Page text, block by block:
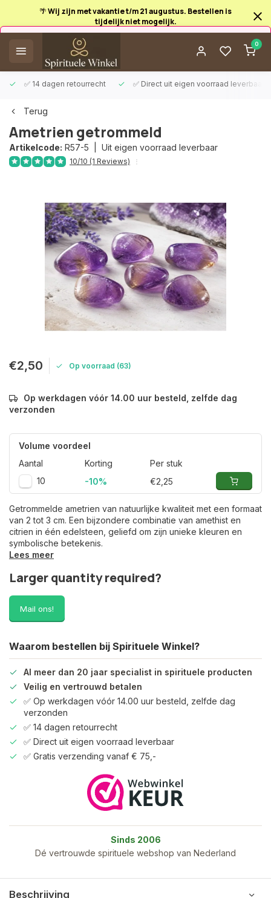
🌴 Wij zijn met vakantie t/m 21 augustus. Bestellen is
tijdelijk niet mogelijk.
0
✅ 14 dagen retourrecht ✅ Direct uit eigen voorraad leverbaar
Afrekenen is uitgeschakeld.
Terug
Ametrien getrommeld
Artikelcode: R57-5 | Uit eigen voorraad leverbaar
10/10 (1 Reviews)
€2,50 Op voorraad (63)
Op werkdagen vóór 14.00 uur besteld, zelfde dag
verzonden
Volume voordeel
Aantal
Korting
Per stuk
10
-10% €2,25
Getrommelde ametrien van natuurlijke kwaliteit met een formaat
van 2 tot 3 cm. Een bijzondere combinatie van amethist en
citrien in één edelsteen, geliefd om zijn unieke kleuren en
symbolische betekenis.
Lees meer
Larger quantity required?
Mail ons!
Waarom bestellen bij Spirituele Winkel?
Al meer dan 20 jaar specialist in spirituele producten
Veilig en vertrouwd betalen
✅ Op werkdagen vóór 14.00 uur besteld, zelfde dag
verzonden
✅ 14 dagen retourrecht
✅ Direct uit eigen voorraad leverbaar
✅ Gratis verzending vanaf € 75,-
Sinds 2006
Dé vertrouwde spirituele webshop van Nederland
Beschrijving